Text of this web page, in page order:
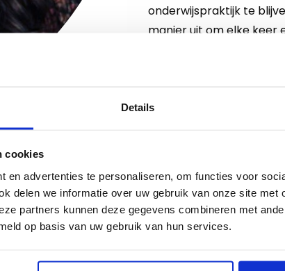
Details
cookies
en advertenties te personaliseren, om functies voor
delen we informatie over uw gebruik van onze site met
partners kunnen deze gegevens combineren met
op basis van uw gebruik van hun services.
onderwijspraktijk te
manier uit om elke